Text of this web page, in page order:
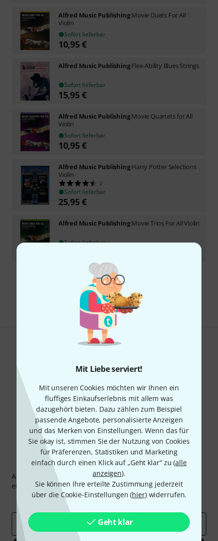
Mit Liebe serviert!
Mit unseren Cookies möchten wir Ihnen ein
fluffiges Einkaufserlebnis mit allem was
dazugehört bieten. Dazu zählen zum Beispiel
passende Angebote, personalisierte Anzeigen
und das Merken von Einstellungen. Wenn das für
Sie okay ist, stimmen Sie der Nutzung von Cookies
für Präferenzen, Statistiken und Marketing
einfach durch einen Klick auf „Geht klar“ zu (alle
anzeigen).
Sie können Ihre erteilte Zustimmung jederzeit
über die Cookie-Einstellungen (hier) widerrufen.
Geht klar
Alfred Music PublishingMovie Duets For All
Violin
Sofort lieferbar
10,95€
Alfred Music PublishingFlex-Ability Blues Strings
Sofort lieferbar
15,95€
Alfred Music PublishingMovie Quartets for All
Violin
Sofort lieferbar
10,95€
Alfred Music PublishingHarry Potter Selections
Violin
2
Sofort lieferbar
25,95€
Alfred Music PublishingMovie Trios For All Violin
Sofort lieferbar
Kostenloser Versand ab 29 €
Alle Preise inkl. MwSt.
Gefällt Ihnen, was Sie sehen?
Teilen Hilfe & Feedback
Thomann Newsletter
Abonniere den Thomann Newsletter und gewinne mit
etwas Glück einen von 50 Gutscheinenüber jeweils50€
Inspirierende Beiträge
Deals Thomann Insights
E-Mail-Adresse